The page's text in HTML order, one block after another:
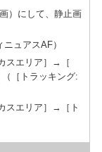
画）にして、静止画
ュアスAF）
スエリア］→［
［トラッキング:
スエリア］→［ト